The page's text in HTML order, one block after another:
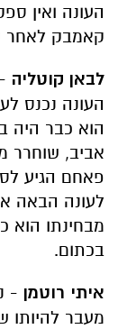
העונה ואין
קאמבק לאחר
לבאן קוטליה
העונה נכנס
הוא כבר היה
אביב, שוחרר
פאחם הגיע
לעונה הבאה
מבחינתו הוא
בכתום.
איתי רוטמן -
מעבר להיותו